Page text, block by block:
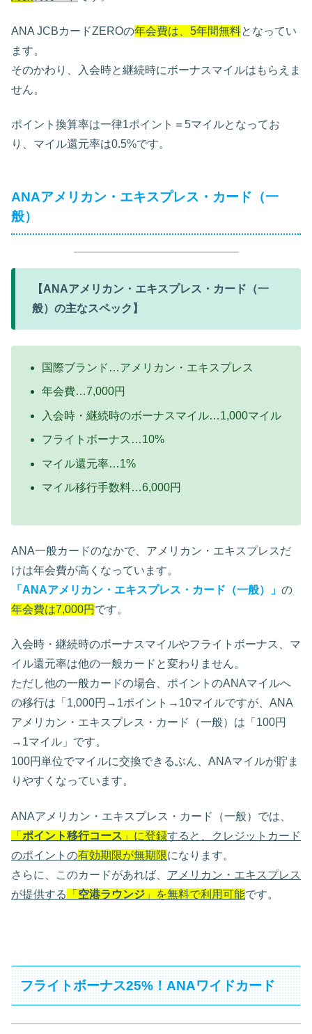
ANA JCBカードZEROの年会費は、5年間無料となってい
ます。
そのかわり、入会時と継続時にボーナスマイルはもらえま
せん。
ポイント換算率は一律1ポイント＝5マイルとなってお
り、マイル還元率は0.5%です。
ANAアメリカン・エキスプレス・カード（一
般）
【ANAアメリカン・エキスプレス・カード（一
般）の主なスペック】
国際ブランド…アメリカン・エキスプレス
年会費…7,000円
入会時・継続時のボーナスマイル…1,000マイル
フライトボーナス…10%
マイル還元率…1%
マイル移行手数料…6,000円
ANA一般カードのなかで、アメリカン・エキスプレスだ
けは年会費が高くなっています。
「 ANAアメリカン・エキスプレス・カード（一般） 」 の
年会費は7,000円 です。
入会時・継続時のボーナスマイルやフライトボーナス、マ
イル還元率は他の一般カードと変わりません。
ただし他の一般カードの場合、ポイントのANAマイルへ
の移行は「1,000円→1ポイント→10マイルですが、ANA
アメリカン・エキスプレス・カード（一般）は「100円
→1マイル」です。
100円単位でマイルに交換できるぶん、ANAマイルが貯ま
りやすくなっています。
ANAアメリカン・エキスプレス・カード（一般）では、
「 ポイント移行コース 」に登録すると、クレジットカード
のポイントの有効期限が無期限になります。
さらに、このカードがあれば、 アメリカン・エキスプレス
が提供する
「 空港ラウンジ 」を無料で利用可能です。
フライトボーナス25%！ANAワイドカード